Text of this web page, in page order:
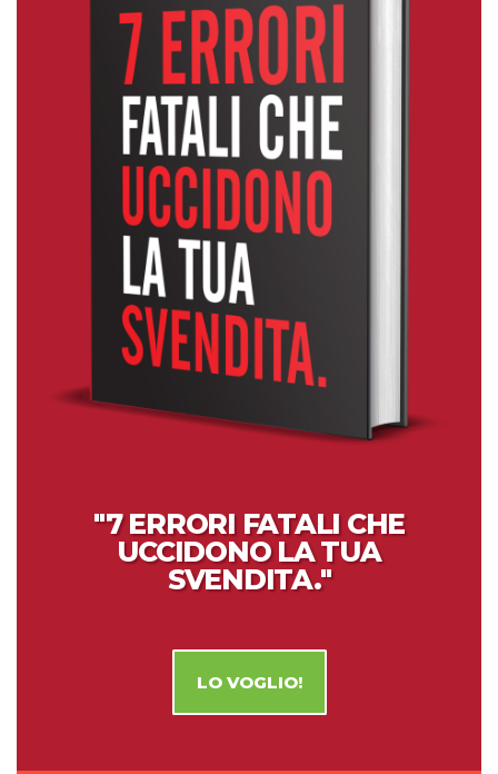
"7 ERRORI FATALI CHE
UCCIDONO LA TUA
SVENDITA."
LO VOGLIO!